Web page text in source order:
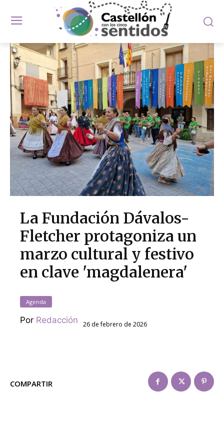
La Fundación Dávalos-
Fletcher protagoniza un
marzo cultural y festivo
en clave 'magdalenera'
Agenda
Por Redacción 26 de febrero de 2026
COMPARTIR